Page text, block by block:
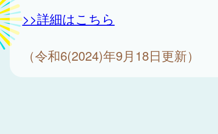
>>詳細はこちら
（令和6(2024)年9月18日更新）